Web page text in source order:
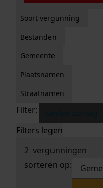
Soort vergunning
Bestanden
Gemeente
Plaatsnamen
Straatnamen
Filter:
Filters legen
2 vergunningen
sorteren op: